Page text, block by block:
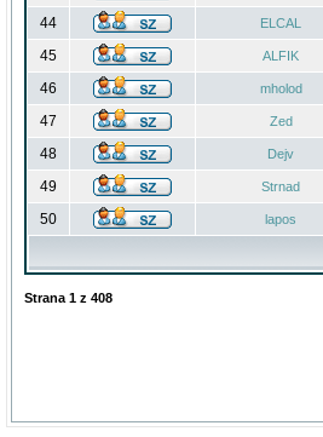
44 ELCAL
45 ALFIK
46 mholod
47 Zed
48 Dejv
49 Strnad
50 lapos
Strana 1 z 408